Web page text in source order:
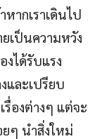
ากเราเดินไป
เป็นความหวัง
ได้รับแรง
และเปรียบ
รื่องต่างๆ แต่จะ
ยๆ นำสิ่งใหม่